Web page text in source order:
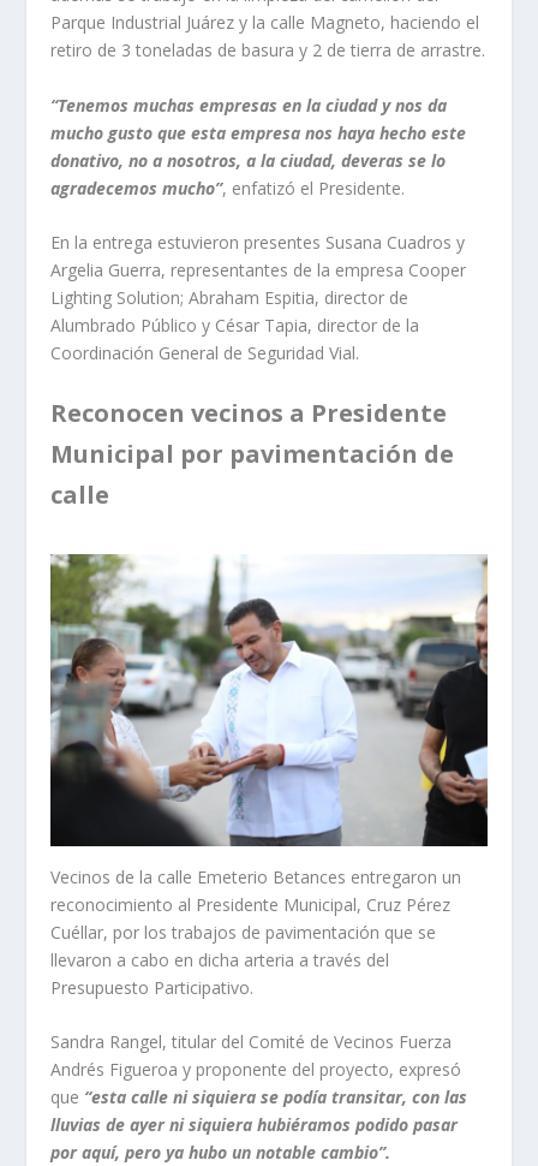
Parque Industrial Juárez y la calle Magneto, haciendo el
retiro de 3 toneladas de basura y 2 de tierra de arrastre.
“Tenemos muchas empresas en la ciudad y nos da
mucho gusto que esta empresa nos haya hecho este
donativo, no a nosotros, a la ciudad, deveras se lo
agradecemos mucho”, enfatizó el Presidente.
En la entrega estuvieron presentes Susana Cuadros y
Argelia Guerra, representantes de la empresa Cooper
Lighting Solution; Abraham Espitia, director de
Alumbrado Público y César Tapia, director de la
Coordinación General de Seguridad Vial.
Reconocen vecinos a Presidente
Municipal por pavimentación de
calle
Vecinos de la calle Emeterio Betances entregaron un
reconocimiento al Presidente Municipal, Cruz Pérez
Cuéllar, por los trabajos de pavimentación que se
llevaron a cabo en dicha arteria a través del
Presupuesto Participativo.
Sandra Rangel, titular del Comité de Vecinos Fuerza
Andrés Figueroa y proponente del proyecto, expresó
que “esta calle ni siquiera se podía transitar, con las
lluvias de ayer ni siquiera hubiéramos podido pasar
por aquí, pero ya hubo un notable cambio”.